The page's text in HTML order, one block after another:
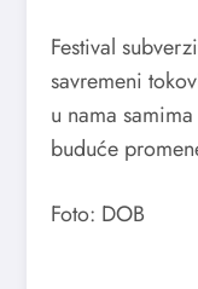
Festival
savremeni
u nama
buduće
Foto: DOB